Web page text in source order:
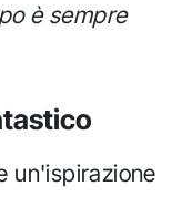
è sempre
un'ispirazione